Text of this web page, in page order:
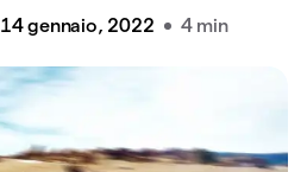
14 gennaio, 2022 4 min